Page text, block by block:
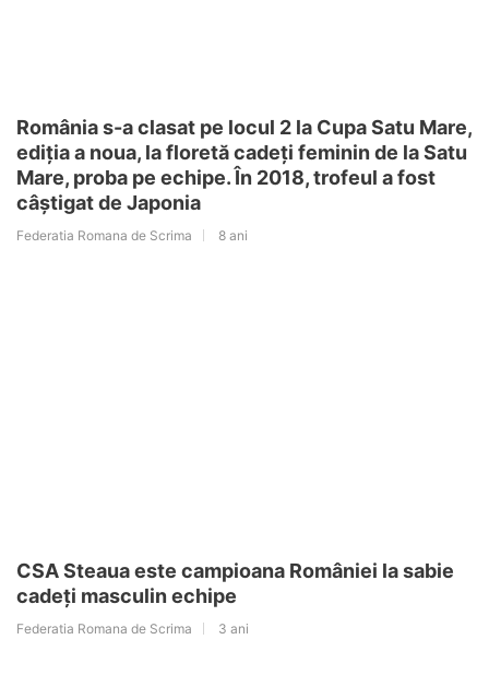
România s-a clasat pe locul 2 la Cupa Satu Mare,
ediția a noua, la floretă cadeți feminin de la Satu
Mare, proba pe echipe. În 2018, trofeul a fost
câștigat de Japonia
Federatia Romana de Scrima 8 ani
CSA Steaua este campioana României la sabie
cadeți masculin echipe
Federatia Romana de Scrima 3 ani